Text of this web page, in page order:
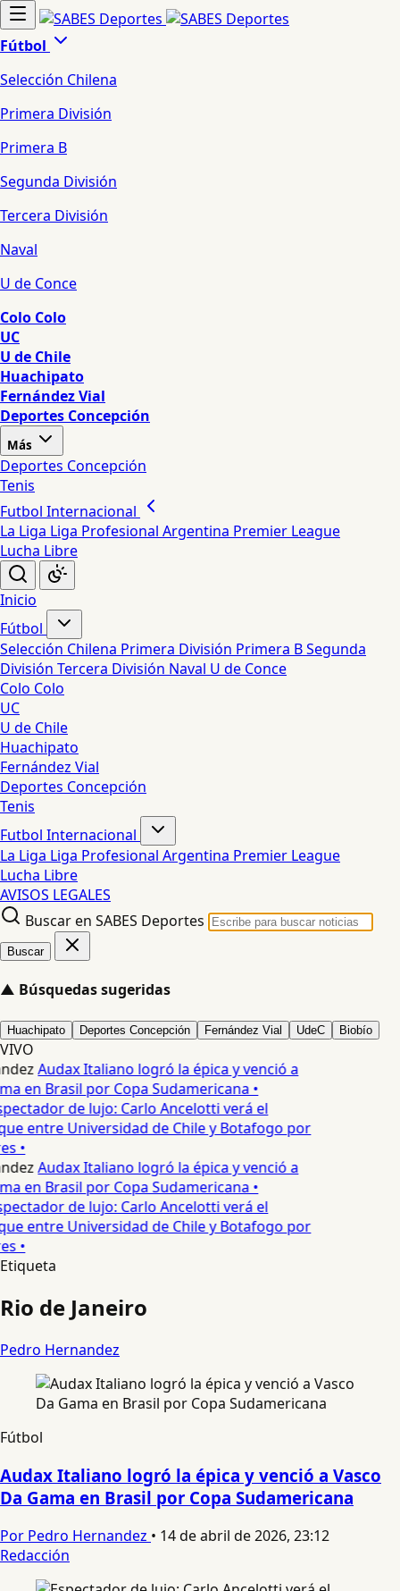
Fútbol
Selección Chilena
Primera División
Primera B
Segunda División
Tercera División
Naval
U de Conce
Colo Colo
UC
U de Chile
Huachipato
Fernández Vial
Deportes Concepción
Más
Deportes Concepción
Tenis
Futbol Internacional
La Liga Liga Profesional Argentina Premier League
Lucha Libre
Inicio
Fútbol
Selección Chilena Primera División Primera BSegunda
División Tercera División Naval U de Conce
Colo Colo
UC
U de Chile
Huachipato
Fernández Vial
Deportes Concepción
Tenis
Futbol Internacional
La Liga Liga Profesional Argentina Premier League
Lucha Libre
AVISOS LEGALES
Buscar en SABES Deportes
Buscar
▲ Búsquedas sugeridas
Huachipato Deportes Concepción Fernández Vial UdeC Biobío
VIVO
Audax Italiano logró la épica y venció a
en Brasil por Copa Sudamericana •
de lujo: Carlo Ancelotti verá el
entre Universidad de Chile y Botafogo por
•
Audax Italiano logró la épica y venció a
en Brasil por Copa Sudamericana •
de lujo: Carlo Ancelotti verá el
entre Universidad de Chile y Botafogo por
•
Etiqueta
Rio de Janeiro
Pedro Hernandez
Fútbol
Audax Italiano logró la épica y venció a Vasco
Da Gama en Brasil por Copa Sudamericana
Por Pedro Hernandez • 14 de abril de 2026, 23:12
Redacción